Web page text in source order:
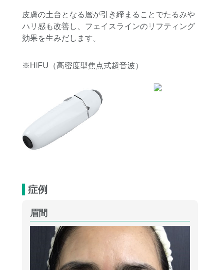
皮膚の土台となる層が引き締まることでたるみや
ハリ感も改善し、フェイスラインのリフティング
効果を生みだします。
※HIFU（高密度型焦点式超音波）
症例
眉間